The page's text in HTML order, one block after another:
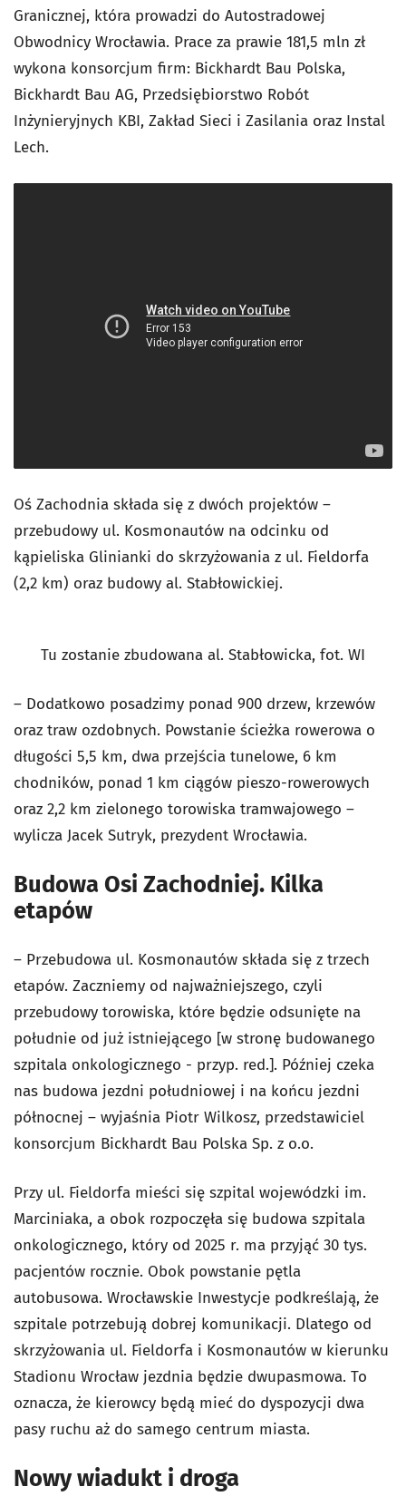
Granicznej, która prowadzi do Autostradowej
Obwodnicy Wrocławia. Prace za prawie 181,5 mln zł
wykona konsorcjum firm: Bickhardt Bau Polska,
Bickhardt Bau AG, Przedsiębiorstwo Robót
Inżynieryjnych KBI, Zakład Sieci i Zasilania oraz Instal
Lech.
Oś Zachodnia składa się z dwóch projektów –
przebudowy ul. Kosmonautów na odcinku od
kąpieliska Glinianki do skrzyżowania z ul. Fieldorfa
(2,2 km) oraz budowy al. Stabłowickiej.
Tu zostanie zbudowana al. Stabłowicka, fot. WI
– Dodatkowo posadzimy ponad 900 drzew, krzewów
oraz traw ozdobnych. Powstanie ścieżka rowerowa o
długości 5,5 km, dwa przejścia tunelowe, 6 km
chodników, ponad 1 km ciągów pieszo-rowerowych
oraz 2,2 km zielonego torowiska tramwajowego –
wylicza Jacek Sutryk, prezydent Wrocławia.
Budowa Osi Zachodniej. Kilka
etapów
– Przebudowa ul. Kosmonautów składa się z trzech
etapów. Zaczniemy od najważniejszego, czyli
przebudowy torowiska, które będzie odsunięte na
południe od już istniejącego [w stronę budowanego
szpitala onkologicznego - przyp. red.]. Później czeka
nas budowa jezdni południowej i na końcu jezdni
północnej – wyjaśnia Piotr Wilkosz, przedstawiciel
konsorcjum Bickhardt Bau Polska Sp. z o.o.
Przy ul. Fieldorfa mieści się szpital wojewódzki im.
Marciniaka, a obok rozpoczęła się budowa szpitala
onkologicznego, który od 2025 r. ma przyjąć 30 tys.
pacjentów rocznie. Obok powstanie pętla
autobusowa. Wrocławskie Inwestycje podkreślają, że
szpitale potrzebują dobrej komunikacji. Dlatego od
skrzyżowania ul. Fieldorfa i Kosmonautów w kierunku
Stadionu Wrocław jezdnia będzie dwupasmowa. To
oznacza, że kierowcy będą mieć do dyspozycji dwa
pasy ruchu aż do samego centrum miasta.
Nowy wiadukt i droga